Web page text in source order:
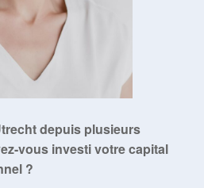
depuis plusieurs
vous investi votre capital
?